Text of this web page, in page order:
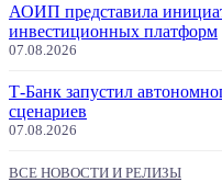
АОИП представила
инвестиционных платформ
07.08.2026
Т-Банк запустил
сценариев
07.08.2026
ВСЕ НОВОСТИ И РЕЛИЗЫ